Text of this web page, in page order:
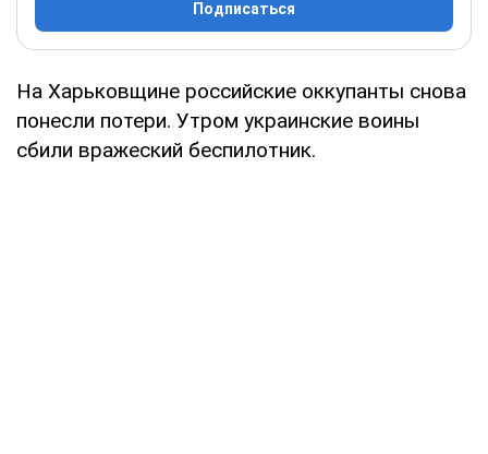
Подписаться
На Харьковщине российские оккупанты снова
понесли потери. Утром украинские воины
сбили вражеский беспилотник.